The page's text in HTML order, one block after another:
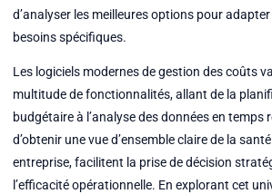
d’analyser les meilleures options pour
besoins spécifiques.
Les logiciels modernes de gestion des coûts
multitude de fonctionnalités, allant de la
budgétaire à l’analyse des données en temps
d’obtenir une vue d’ensemble claire de la
entreprise, facilitent la prise de décision
l’efficacité opérationnelle. En explorant cet